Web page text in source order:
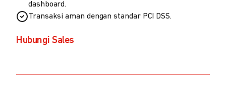
dashboard.
Transaksi aman dengan standar PCI DSS.
Hubungi Sales